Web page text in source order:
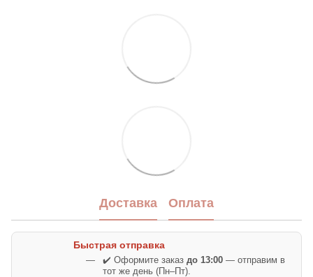
Доставка Оплата
Быстрая отправка
✔️ Оформите заказ до 13:00 — отправим в
тот же день (Пн–Пт).